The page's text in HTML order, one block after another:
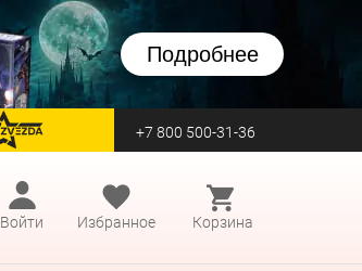
Подробнее
перейти на Zvezda +7 800 500-31-36
Войти
Избранное Корзина